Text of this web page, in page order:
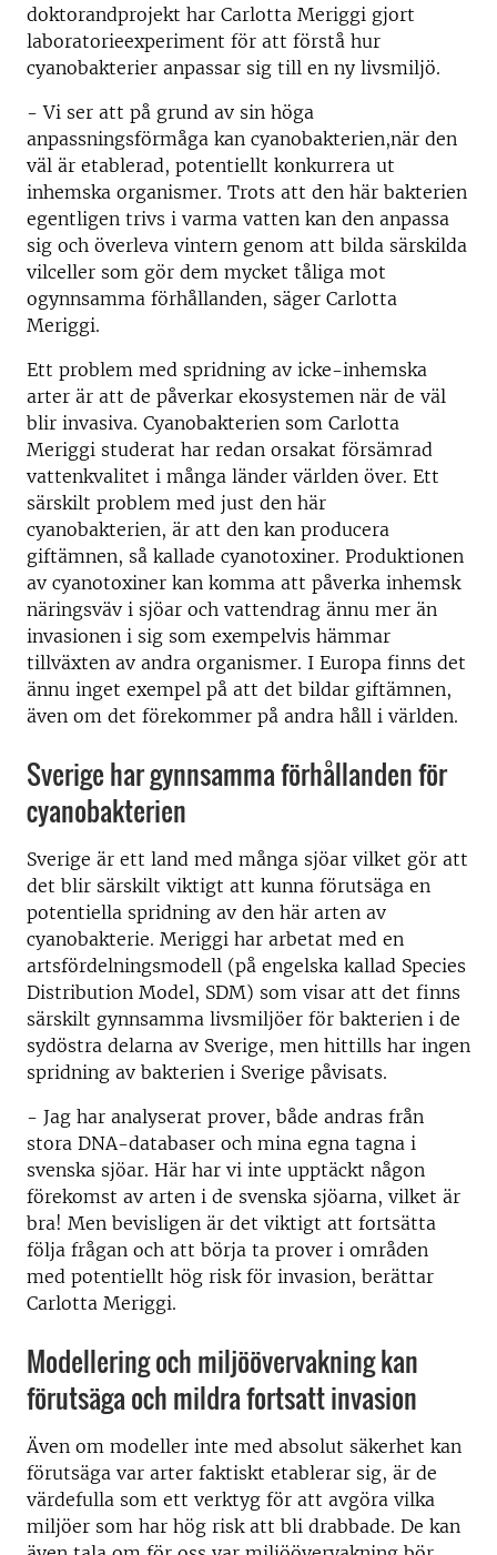
doktorandprojekt har Carlotta Meriggi gjort
laboratorieexperiment för att förstå hur
cyanobakterier anpassar sig till en ny livsmiljö.
- Vi ser att på grund av sin höga
anpassningsförmåga kan cyanobakterien,när den
väl är etablerad, potentiellt konkurrera ut
inhemska organismer. Trots att den här bakterien
egentligen trivs i varma vatten kan den anpassa
sig och överleva vintern genom att bilda särskilda
vilceller som gör dem mycket tåliga mot
ogynnsamma förhållanden, säger Carlotta
Meriggi.
Ett problem med spridning av icke-inhemska
arter är att de påverkar ekosystemen när de väl
blir invasiva. Cyanobakterien som Carlotta
Meriggi studerat har redan orsakat försämrad
vattenkvalitet i många länder världen över. Ett
särskilt problem med just den här
cyanobakterien, är att den kan producera
giftämnen, så kallade cyanotoxiner. Produktionen
av cyanotoxiner kan komma att påverka inhemsk
näringsväv i sjöar och vattendrag ännu mer än
invasionen i sig som exempelvis hämmar
tillväxten av andra organismer. I Europa finns det
ännu inget exempel på att det bildar giftämnen,
även om det förekommer på andra håll i världen.
Sverige har gynnsamma förhållanden för
cyanobakterien
Sverige är ett land med många sjöar vilket gör att
det blir särskilt viktigt att kunna förutsäga en
potentiella spridning av den här arten av
cyanobakterie. Meriggi har arbetat med en
artsfördelningsmodell (på engelska kallad Species
Distribution Model, SDM) som visar att det finns
särskilt gynnsamma livsmiljöer för bakterien i de
sydöstra delarna av Sverige, men hittills har ingen
spridning av bakterien i Sverige påvisats.
- Jag har analyserat prover, både andras från
stora DNA-databaser och mina egna tagna i
svenska sjöar. Här har vi inte upptäckt någon
förekomst av arten i de svenska sjöarna, vilket är
bra! Men bevisligen är det viktigt att fortsätta
följa frågan och att börja ta prover i områden
med potentiellt hög risk för invasion, berättar
Carlotta Meriggi.
Modellering och miljöövervakning kan
förutsäga och mildra fortsatt invasion
Även om modeller inte med absolut säkerhet kan
förutsäga var arter faktiskt etablerar sig, är de
värdefulla som ett verktyg för att avgöra vilka
miljöer som har hög risk att bli drabbade. De kan